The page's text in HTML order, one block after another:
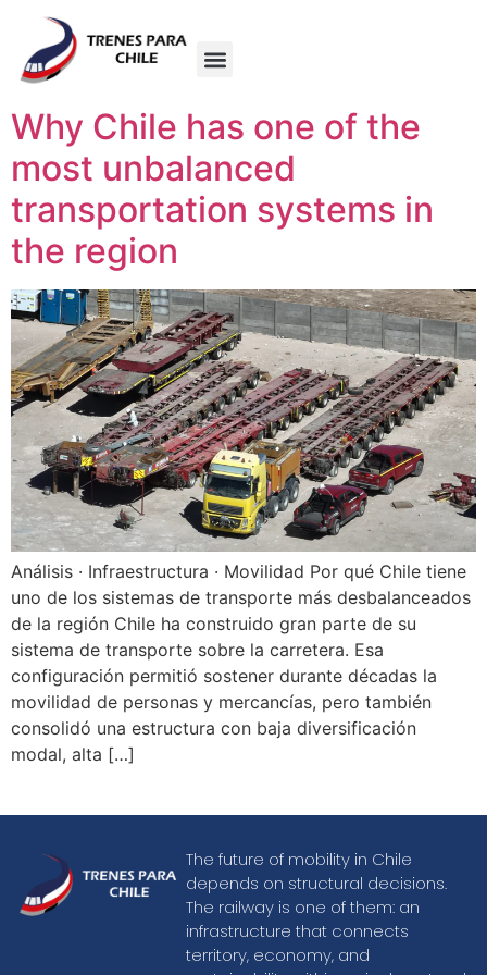
Why Chile has one of the
most unbalanced
transportation systems in
the region
Análisis · Infraestructura · Movilidad Por qué Chile tiene
uno de los sistemas de transporte más desbalanceados
de la región Chile ha construido gran parte de su
sistema de transporte sobre la carretera. Esa
configuración permitió sostener durante décadas la
movilidad de personas y mercancías, pero también
consolidó una estructura con baja diversificación
modal, alta […]
The future of mobility in Chile
depends on structural decisions.
The railway is one of them: an
infrastructure that connects
territory, economy, and